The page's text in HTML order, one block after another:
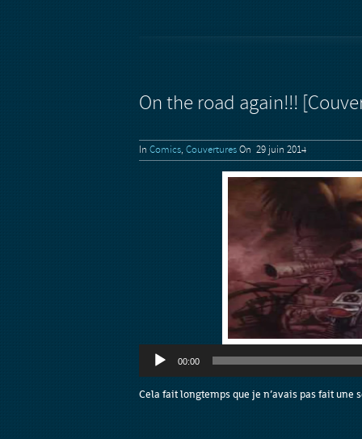
On the road again!!!
In Comics, Couvertures On 29 juin 2014
Lecteur
audio
00:00
Cela fait longtemps que je n’avais pas fait une